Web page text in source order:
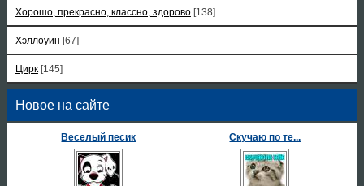
Хорошо, прекрасно, классно, здорово [138]
Хэллоуин [67]
Цирк [145]
Новое на сайте
Веселый песик Скучаю по те...